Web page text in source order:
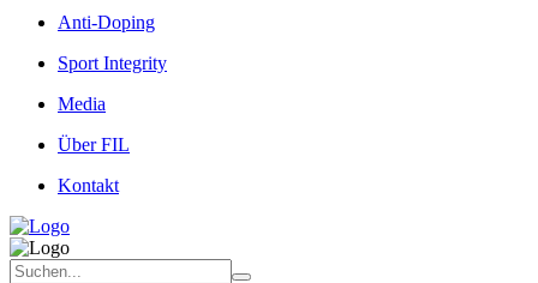
Anti-Doping
Sport Integrity
Media
Über FIL
Kontakt